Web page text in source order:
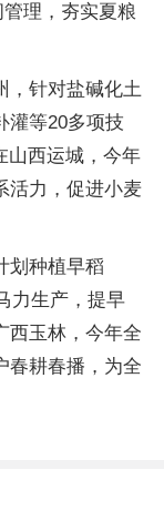
管理，夯实夏粮
，针对盐碱化土
灌等20多项技
山西运城，今年
活力，促进小麦
划种植早稻
力生产，提早
西玉林，今年全
春耕春播，为全